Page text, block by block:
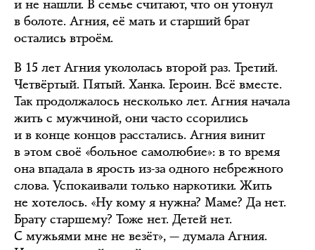
и не нашли. В семье считают, что он утонул
в болоте. Агния, её мать и старший брат
остались втроём.
В 15 лет Агния укололась второй раз. Третий.
Четвёртый. Пятый. Ханка. Героин. Всё вместе.
Так продолжалось несколько лет. Агния начала
жить с мужчиной, они часто ссорились
и в конце концов расстались. Агния винит
в этом своё «больное самолюбие»: в то время
она впадала в ярость из-за одного небрежного
слова. Успокаивали только наркотики. Жить
не хотелось. «Ну кому я нужна? Маме? Да нет.
Брату старшему? Тоже нет. Детей нет.
С мужьями мне не везёт», — думала Агния.